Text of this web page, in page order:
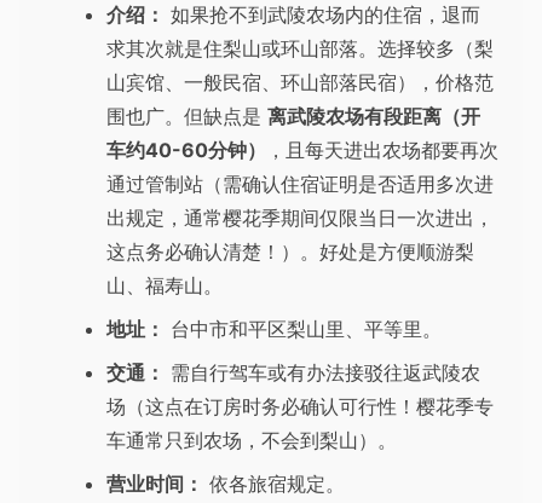
介绍： 如果抢不到武陵农场内的住宿，退而
求其次就是住梨山或环山部落。选择较多（梨
山宾馆、一般民宿、环山部落民宿），价格范
围也广。但缺点是 离武陵农场有段距离（开
车约40-60分钟）
，且每天进出农场都要再次
通过管制站（需确认住宿证明是否适用多次进
出规定，通常樱花季期间仅限当日一次进出，
这点务必确认清楚！）。好处是方便顺游梨
山、福寿山。
地址： 台中市和平区梨山里、平等里。
交通： 需自行驾车或有办法接驳往返武陵农
场（这点在订房时务必确认可行性！樱花季专
车通常只到农场，不会到梨山）。
营业时间： 依各旅宿规定。